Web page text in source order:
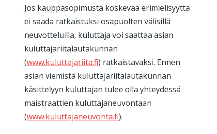
Jos kauppasopimusta koskevaa erimielisyyttä
ei saada ratkaistuksi osapuolten välisillä
neuvotteluilla, kuluttaja voi saattaa asian
kuluttajariitalautakunnan
(www.kuluttajariita.fi) ratkaistavaksi. Ennen
asian viemistä kuluttajariitalautakunnan
käsittelyyn kuluttajan tulee olla yhteydessä
maistraattien kuluttajaneuvontaan
(www.kuluttajaneuvonta.fi).